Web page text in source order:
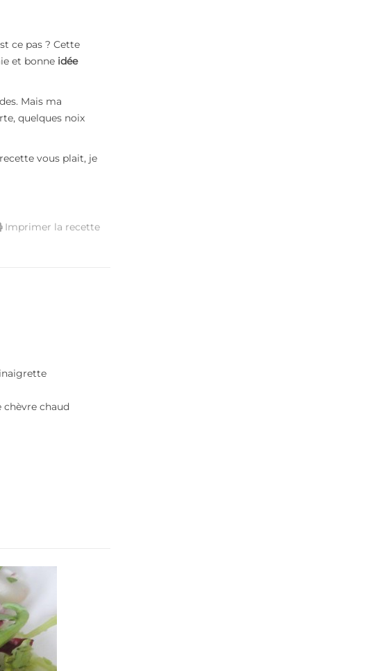
ce pas ? Cette
et bonne idée
Mais ma
quelques noix
vous plait, je
Imprimer la recette
chèvre chaud